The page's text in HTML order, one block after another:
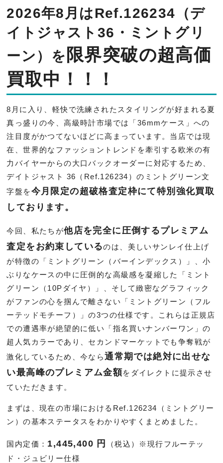
2026年8月はRef.126234（デ
イトジャスト36・ミントグリ
ーン）を 限界突破の超高価
買取中！！！
8月に入り、軽快で洗練されたスタイリングが好まれる夏
真っ盛りの今、高級時計市場では「36mmケース」への
注目度がかつてないほどに高まっています。当店では現
在、世界的なファッショントレンドを牽引する欧米の有
力バイヤーからの大口バックオーダーに対応するため、
デイトジャスト 36（Ref.126234）のミントグリーン文
字盤を今月限定の超破格査定枠にて特別強化買取
しております。
今回、私たちが他店を完全に圧倒するプレミアム
査定をお約束しているのは、美しいサンレイ仕上げ
が特徴の「ミントグリーン（バーインデックス）」、小
ぶりなケースの中に圧倒的な高級感を凝縮した「ミント
グリーン（10Pダイヤ）」、そして緻密なグラフィック
がファンの心を掴んで離さない「ミントグリーン（フル
ーテッドモチーフ）」の3つの仕様です。これらは正規店
での遭遇率が絶望的に低い「指名買いナンバーワン」の
超人気カラーであり、セカンドマーケットでも争奪戦が
激化しているため、今なら通常期では絶対に出せな
い最高峰のプレミアム金額をダイレクトに提示させ
ていただきます。
まずは、現在の市場におけるRef.126234（ミントグリー
ン）の基本ステータスをわかりやすくまとめました。
国内定価： 1,445,400 円
（税込）※現行フルーテッ
ド・ジュビリー仕様